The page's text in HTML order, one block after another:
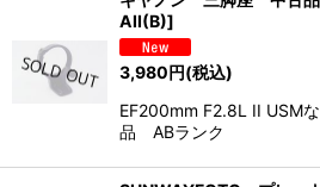
AII(B)]
3,980円(税込)
EF200mm F2.8L II USM
品 ABランク